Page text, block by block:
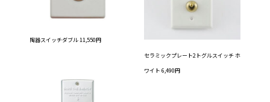
陶器スイッチダブル 11,550円
セラミックプレート2トグルスイッチ ホ
ワイト 6,490円